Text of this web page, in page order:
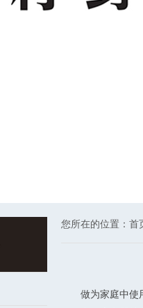
您所在的位置： 首
做为家庭中使